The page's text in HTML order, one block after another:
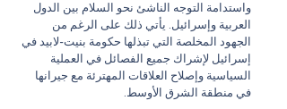
واستدامة التوجه الناشئ نحو السلام بين الدول
العربية وإسرائيل. يأتي ذلك على الرغم من
الجهود المخلصة التي تبذلها حكومة بنيت-لابيد في
إسرائيل لإشراك جميع الفصائل في العملية
السياسية وإصلاح العلاقات المهترئة مع جيرانها
في منطقة الشرق الأوسط.